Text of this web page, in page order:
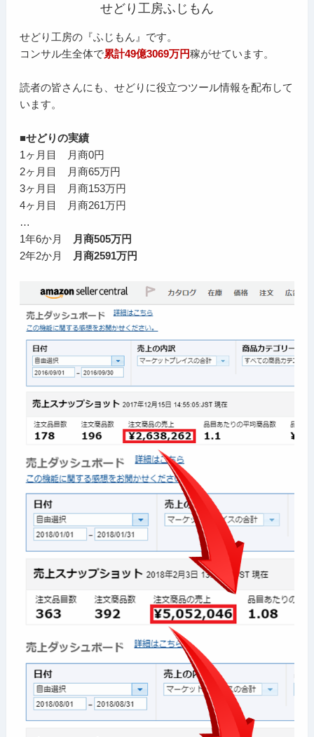
せどり工房ふじもん
せどり工房の『ふじもん』です。
コンサル生全体で累計49億3069万円稼がせています。
読者の皆さんにも、せどりに役立つツール情報を配布して
います。
■せどりの実績
1ヶ月目 月商0円
2ヶ月目 月商65万円
3ヶ月目 月商153万円
4ヶ月目 月商261万円
…
1年6か月
月商505万円
2年2か月
月商2591万円